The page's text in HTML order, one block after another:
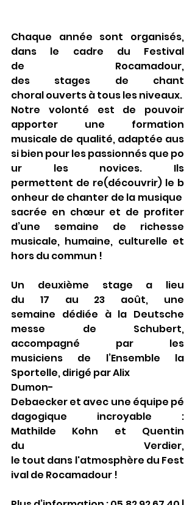
Chaque année sont organisés,
dans le cadre du Festival
de Rocamadour,
des stages de chant
choral ouverts à tous les niveaux.
Notre volonté est de pouvoir
apporter une formation
musicale de qualité, adaptée aus
si bien pour les passionnés que po
ur les novices. Ils
permettent de re(découvrir) le b
onheur de chanter de la musique
sacrée en chœur et de profiter
d’une semaine de richesse
musicale, humaine, culturelle et
hors du commun !
Un deuxième stage a lieu
du 17 au 23 août, une
semaine dédiée à la Deutsche
messe de Schubert,
accompagné par les
musiciens de l’Ensemble la
Sportelle, dirigé par Alix
Dumon-
Debaecker et avec une équipe pé
dagogique incroyable :
Mathilde Kohn et Quentin
du Verdier,
le tout dans l'atmosphère du Fest
ival de Rocamadour !